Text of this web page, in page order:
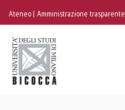
Ateneo Amministrazione trasparente